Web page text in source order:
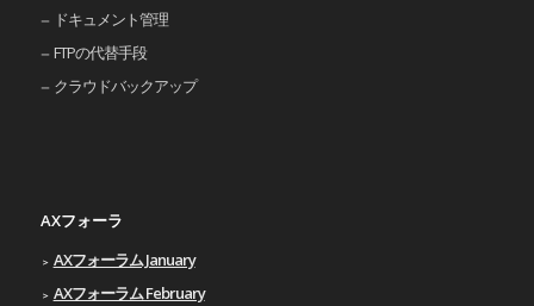
ドキュメント管理
FTPの代替手段
クラウドバックアップ
AXフォーラ
AXフォーラム January
AXフォーラム February